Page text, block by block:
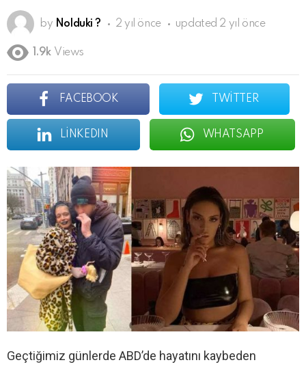
by Nolduki ? 2 yıl önce updated 2 yıl önce
1.9k Views
FACEBOOK TWITTER
LINKEDIN WHATSAPP
Geçtiğimiz günlerde ABD’de hayatını kaybeden